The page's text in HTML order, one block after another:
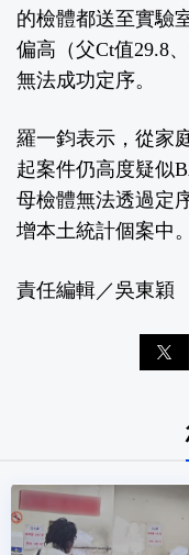
的檢體都送至實驗
偏高（父Ct值29.8
無法成功定序。
羅一鈞表示，從家
起案件仍高度疑似
母檢體無法透過定
增本土統計個案中。
責任編輯／吳東穎